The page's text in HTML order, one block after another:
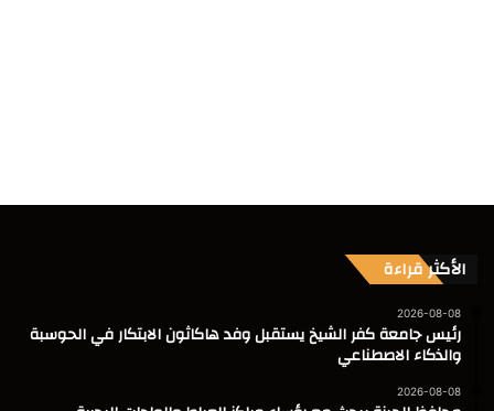
الأكثر قراءة
2026-08-08
رئيس جامعة كفر الشيخ يستقبل وفد هاكاثون الابتكار في الحوسبة
والذكاء الاصطناعي
2026-08-08